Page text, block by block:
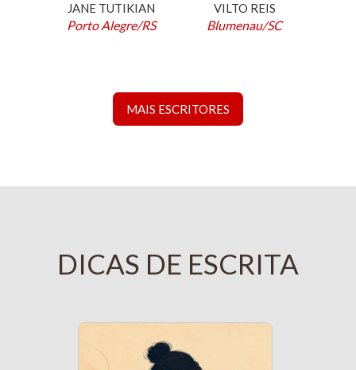
JANE TUTIKIAN
Porto Alegre/RS
VILTO REIS
Blumenau/SC
MAIS ESCRITORES
DICAS DE ESCRITA